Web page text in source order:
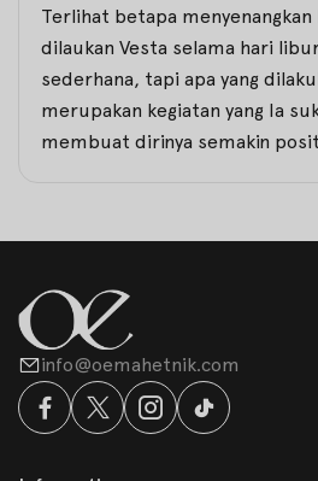
Terlihat betapa menyenangkan
dilaukan Vesta selama hari
sederhana, tapi apa yang
merupakan kegiatan yang Ia
membuat dirinya semakin
info@oemahetnik.com